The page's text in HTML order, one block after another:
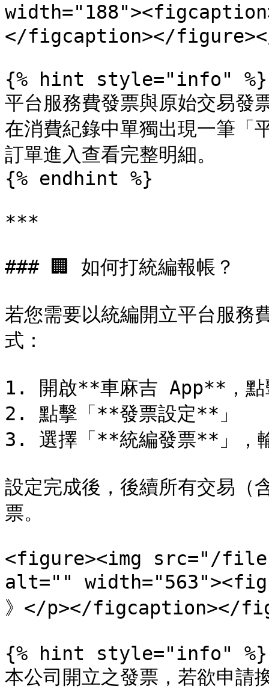
</figcaption></
{% hint style="info" %}
平台服務費發票與原始交易
在消費紀錄中單獨出現一筆「
訂單進入查看完整明細。
{% endhint %}
***
### 🏢 如何打統編報帳？
若您需要以統編開立平台服
式：
1. 開啟**車麻吉 App**，點
2. 點擊「**發票設定**」
3. 選擇「**統編發票**」，
設定完成後，後續所有交易（
票。
<figure><img src="/files/
alt=""
》</p></figcaption></
{% hint style="info" %}
本公司開立之發票，若欲申請